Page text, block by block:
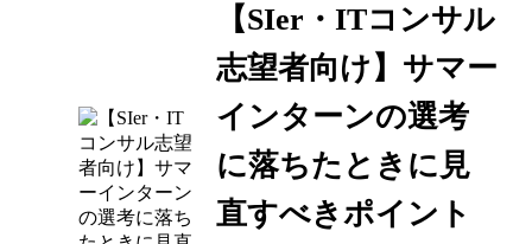
【SIer・ITコンサル
志望者向け】サマー
インターンの選考
に落ちたときに見
直すべきポイント